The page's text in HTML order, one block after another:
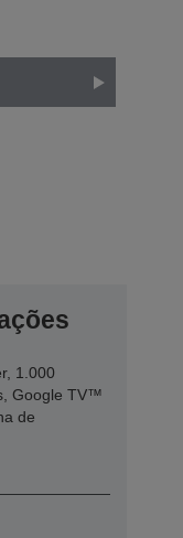
1.000
Google TV™
de